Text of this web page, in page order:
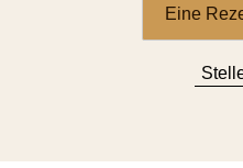
Eine